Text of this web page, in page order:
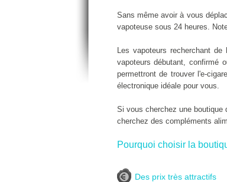
Sans même avoir à vous
vapoteuse sous 24 heures.
Les vapoteurs recherchant de
vapoteurs débutant, confirmé
permettront de trouver l'e-
électronique idéale pour vous.
Si vous cherchez une
cherchez des compléments
Pourquoi choisir la
Des prix très attractifs